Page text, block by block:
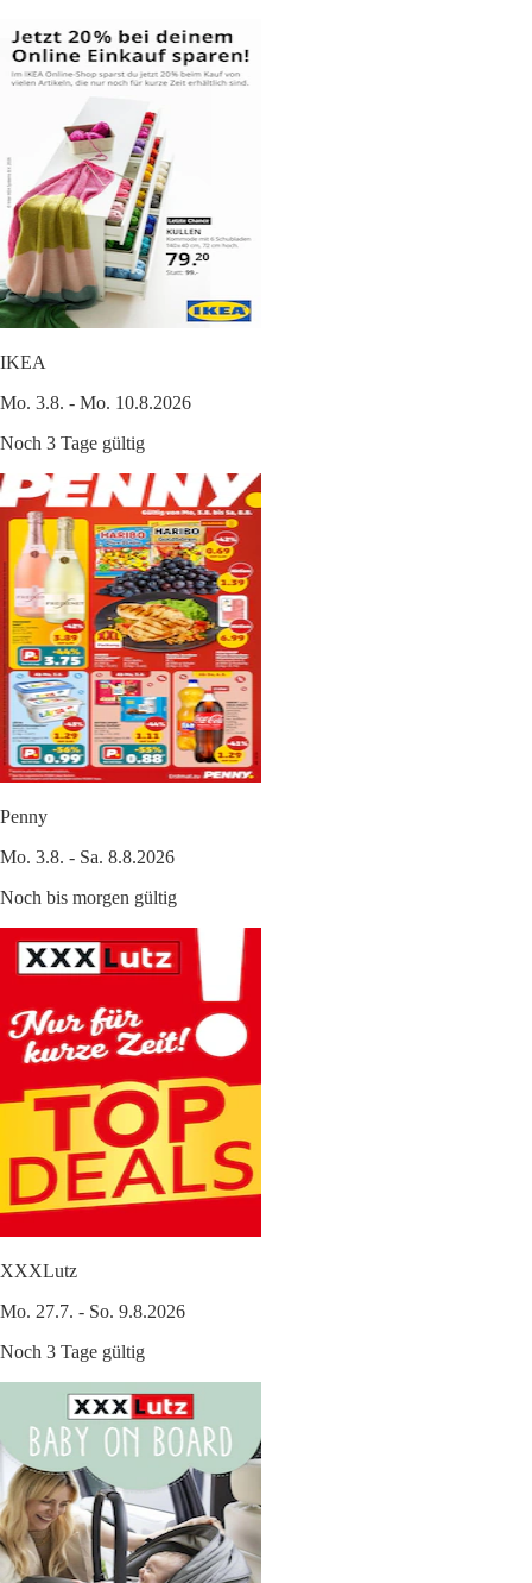
IKEA
Mo. 3.8. - Mo. 10.8.2026
Noch 3 Tage gültig
Penny
Mo. 3.8. - Sa. 8.8.2026
Noch bis morgen gültig
XXXLutz
Mo. 27.7. - So. 9.8.2026
Noch 3 Tage gültig